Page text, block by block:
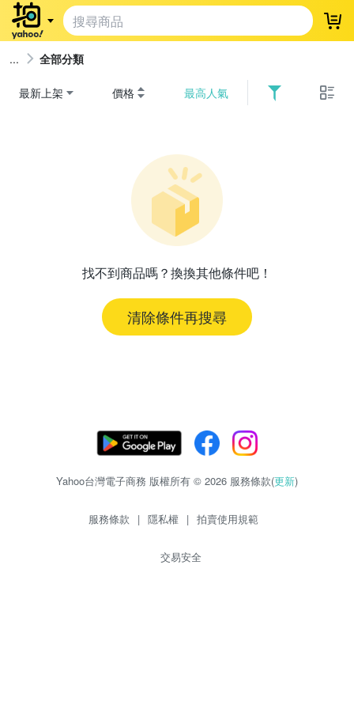
登
全部分類
最新上架 價格 最高人氣
找不到商品嗎？換換其他條件吧！
清除條件再搜尋
Yahoo台灣電子商務 版權所有 © 2026 服務條款(更新)
服務條款 | 隱私權 | 拍賣使用規範
交易安全